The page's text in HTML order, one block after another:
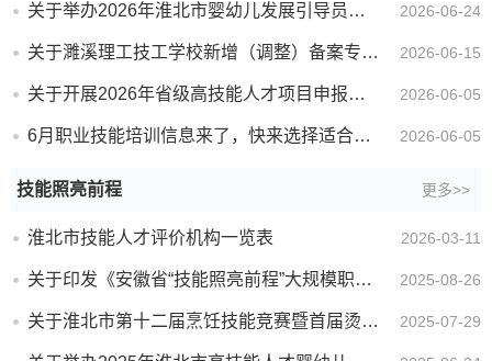
关于举办2026年淮北市婴幼儿发展引导员高技能人才研修班的通知 2026-06-24
关于濉溪理工技工学校新增（调整）备案专业名单的公示 2026-06-15
关于开展2026年省级高技能人才项目申报工作的公告 2026-06-05
6月职业技能培训信息来了，快来选择适合你的课程吧！ 2026-06-05
技能照亮前程 更多>>
淮北市技能人才评价机构一览表 2026-03-11
关于印发《安徽省“技能照亮前程”大规模职业技能提升培训行动实施方案》的通知 2025-08-26
关于淮北市第十二届烹饪技能竞赛暨首届烫面、乡土菜制作职业技能竞赛获奖情况的通报 2025-07-29